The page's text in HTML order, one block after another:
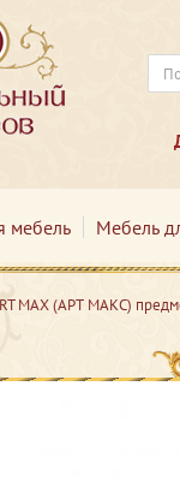
мебель Мебель
MAX (АРТ МАКС)